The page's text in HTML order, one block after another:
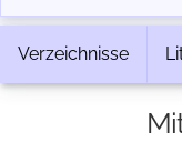
Verzeichnisse